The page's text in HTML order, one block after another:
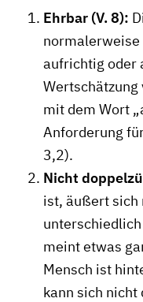
Ehrbar (V. 8):
normalerweise
aufrichtig oder
mit dem Wort
Anforderung
3,2).
Nicht
ist, äußert sich
meint etwas
Mensch ist
kann sich nicht